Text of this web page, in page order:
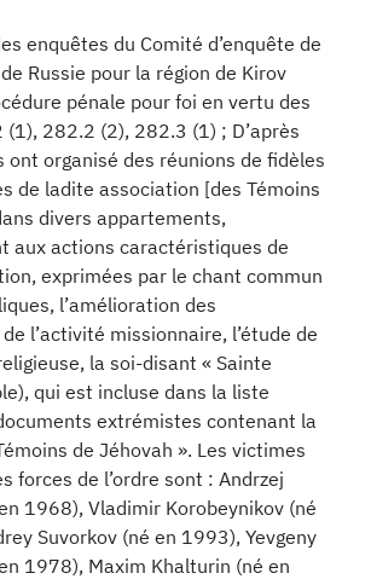
enquêtes du Comité d’enquête de
Russie pour la région de Kirov
pénale pour foi en vertu des
282.2 (2), 282.3 (1) ; D’après
ont organisé des réunions de fidèles
de ladite association [des Témoins
divers appartements,
aux actions caractéristiques de
exprimées par le chant commun
l’amélioration des
l’activité missionnaire, l’étude de
la soi-disant « Sainte
qui est incluse dans la liste
extrémistes contenant la
de Jéhovah ». Les victimes
forces de l’ordre sont : Andrzej
1968), Vladimir Korobeynikov (né
Suvorkov (né en 1993), Yevgeny
1978), Maxim Khalturin (né en